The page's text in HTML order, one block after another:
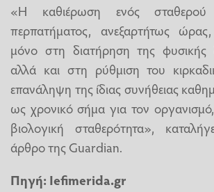
«Η καθιέρωση ενός σταθερού
περπατήματος, ανεξαρτήτως
μόνο στη διατήρηση της φυσικής
αλλά και στη ρύθμιση του
επανάληψη της ίδιας συνήθειας
ως χρονικό σήμα για τον
βιολογική σταθερότητα»,
άρθρο της Guardian.
Πηγή: Iefimerida.gr